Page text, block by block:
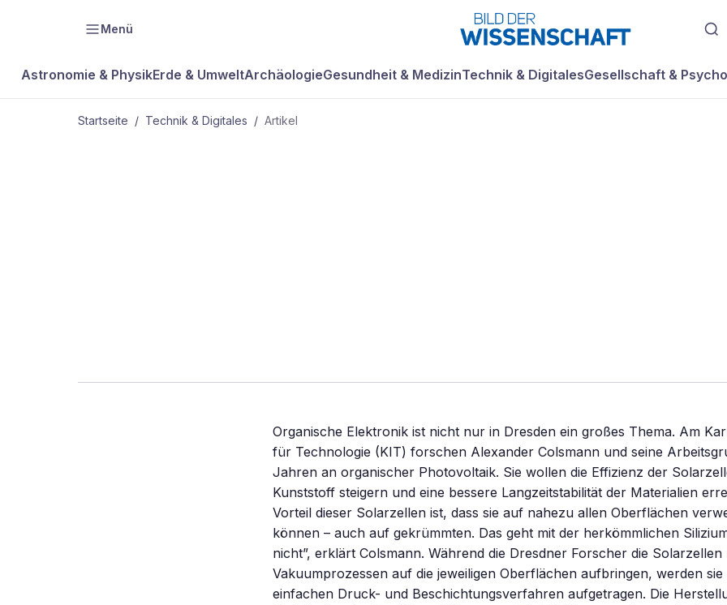
Menü
Astronomie & PhysikErde & UmweltArchäologieGesundheit & MedizinTechnik & DigitalesGesellschaft &
Startseite / Technik & Digitales / Artikel
Organische Elektronik ist nicht nur in Dresden ein großes Thema. Am
für Technologie (KIT) forschen Alexander Colsmann und seine
Jahren an organischer Photovoltaik. Sie wollen die Effizienz der
Kunststoff steigern und eine bessere Langzeitstabilität der Materialien
Vorteil dieser Solarzellen ist, dass sie auf nahezu allen Oberflächen
können – auch auf gekrümmten. Das geht mit der herkömmlichen
nicht”, erklärt Colsmann. Während die Dresdner Forscher die
Vakuumprozessen auf die jeweiligen Oberflächen aufbringen, werden sie
einfachen Druck- und Beschichtungsverfahren aufgetragen. Die